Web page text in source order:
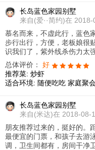
长岛蓝色家园别墅
来自(爱··简约)在
慕名而来，不虚此行，蓝色
步行出行，方便，老板娘很
识我们了，紫外线杀伤力太
总体评价： 好
推荐菜: 炒虾
适合环境: 随便吃吃 家庭聚
长岛蓝色家园别墅
来自(米达)在 2018-08-
朋友推荐过来的，挺好的。
最便宜的门票，和孩子去游
调，卫生间都有，房间干净